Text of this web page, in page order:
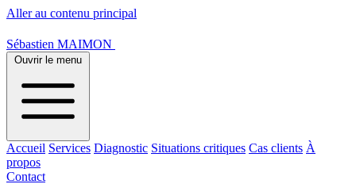
Aller au contenu principal
Sébastien MAIMON
Ouvrir le menu
Accueil Services Diagnostic Situations critiques Cas clients À
propos
Contact